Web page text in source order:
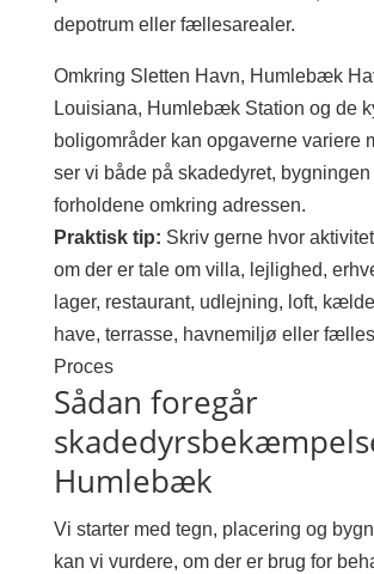
depotrum eller fællesarealer.
Omkring Sletten Havn, Humlebæk
Louisiana, Humlebæk Station og de
boligområder kan opgaverne variere
ser vi både på skadedyret, bygningen
forholdene omkring adressen.
Praktisk tip: Skriv gerne hvor
om der er tale om villa, lejlighed,
lager, restaurant, udlejning, loft,
have, terrasse, havnemiljø eller
Proces
Sådan foregår
Humlebæk
Vi starter med tegn, placering og
kan vi vurdere, om der er brug for